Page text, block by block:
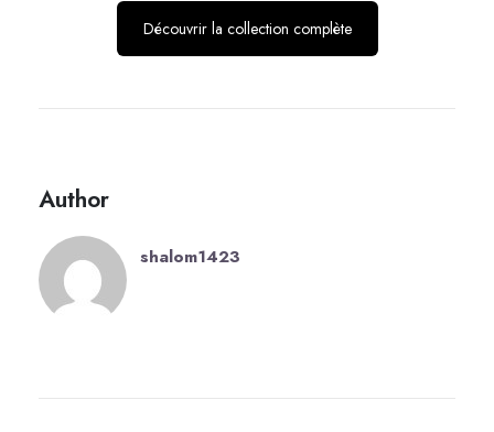
Découvrir la collection complète
Author
shalom1423